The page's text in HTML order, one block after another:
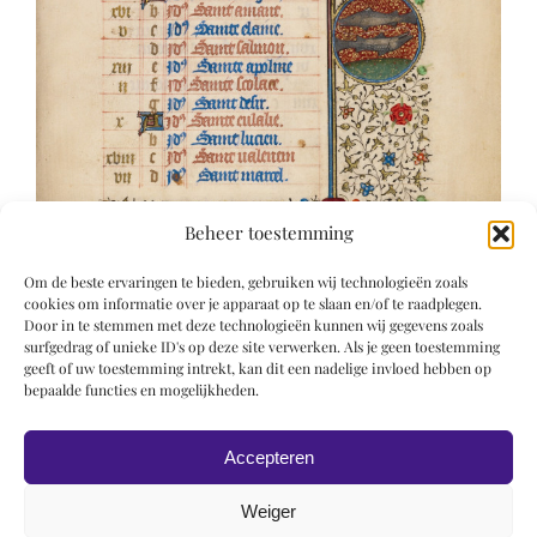
Beheer toestemming
Om de beste ervaringen te bieden, gebruiken wij technologieën zoals
cookies om informatie over je apparaat op te slaan en/of te raadplegen.
Door in te stemmen met deze technologieën kunnen wij gegevens zoals
surfgedrag of unieke ID's op deze site verwerken. Als je geen toestemming
geeft of uw toestemming intrekt, kan dit een nadelige invloed hebben op
bepaalde functies en mogelijkheden.
Accepteren
Weiger